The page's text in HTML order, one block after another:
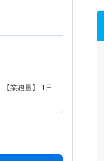
業務量】 1日